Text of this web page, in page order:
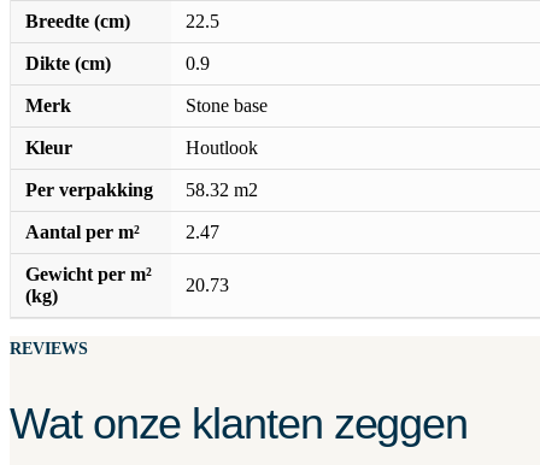
Breedte (cm) 22.5
Dikte (cm) 0.9
Merk Stone base
Kleur Houtlook
Per verpakking 58.32 m2
Aantal per m² 2.47
Gewicht per m²
(kg)
20.73
REVIEWS
Wat onze klanten zeggen